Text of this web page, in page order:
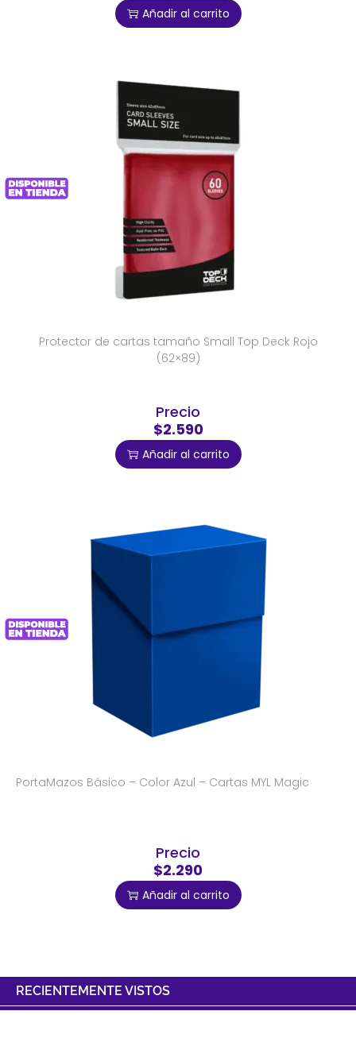
Añadir al carrito
Protector de cartas tamaño Small Top Deck Rojo
(62×89)
Precio
$2.590
Añadir al carrito
PortaMazos Básico – Color Azul – Cartas MYL Magic
Precio
$2.290
Añadir al carrito
RECIENTEMENTE VISTOS